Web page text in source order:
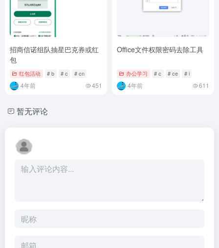
招商信诺组队抽星巴克券或红
包
红包活动 # b # c # cn
4年前 451
Office文件权限密码去除工具
办公学习 # c # ce # i
4年前 611
暂无评论